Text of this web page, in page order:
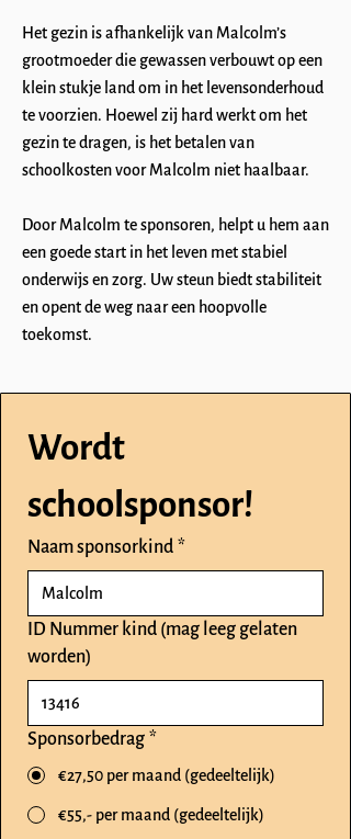
Het gezin is afhankelijk van Malcolm’s
grootmoeder die gewassen verbouwt op een
klein stukje land om in het levensonderhoud
te voorzien. Hoewel zij hard werkt om het
gezin te dragen, is het betalen van
schoolkosten voor Malcolm niet haalbaar.
Door Malcolm te sponsoren, helpt u hem aan
een goede start in het leven met stabiel
onderwijs en zorg. Uw steun biedt stabiliteit
en opent de weg naar een hoopvolle
toekomst.
Wordt
schoolsponsor!
Naam sponsorkind *
ID Nummer kind (mag leeg gelaten
worden)
Sponsorbedrag *
€27,50 per maand (gedeeltelijk)
€55,- per maand (gedeeltelijk)